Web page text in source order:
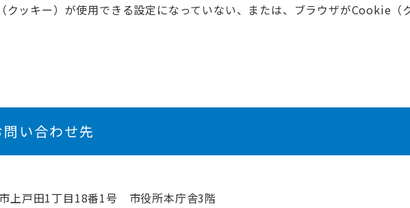
クッキー）が使用できる設定になっていない、または、ブラウザがCookie
い合わせ先
上戸田1丁目18番1号 市役所本庁舎3階